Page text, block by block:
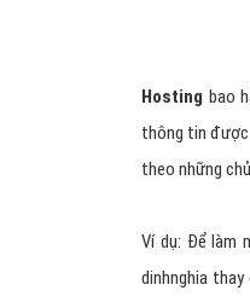
Hosting bao
thông tin
theo những
Ví dụ: Để làm
dinhnghia thay